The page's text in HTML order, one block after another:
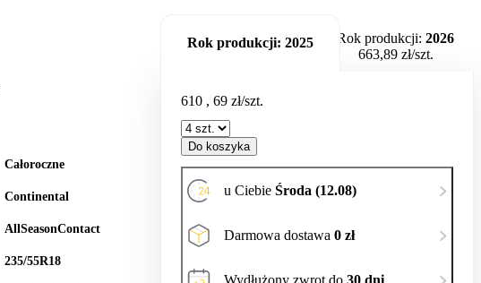
Całoroczne
Continental
AllSeasonContact
235/55R18
Rok produkcji: 2025 Rok produkcji: 2026
663,89 zł/szt.
610 , 69 zł/szt.
Do koszyka
u Ciebie Środa (12.08)
Darmowa dostawa 0 zł
Wydłużony zwrot do 30 dni